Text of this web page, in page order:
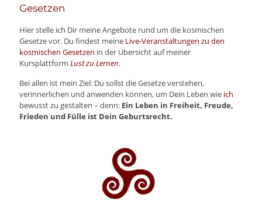
Gesetzen
Hier stelle ich Dir meine Angebote rund um die kosmischen
Gesetze vor. Du findest meine Live-Veranstaltungen zu den
kosmischen Gesetzen in der Übersicht auf meiner
Kursplattform Lust zu Lernen.
Bei allen ist mein Ziel: Du sollst die Gesetze verstehen,
verinnerlichen und anwenden können, um Dein Leben wie ich
bewusst zu gestalten – denn: Ein Leben in Freiheit, Freude,
Frieden und Fülle ist Dein Geburtsrecht.